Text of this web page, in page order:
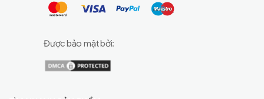
Được bảo mật bởi: